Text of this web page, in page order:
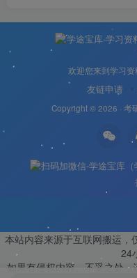
欢迎您来到学习
友链申请
Copyright © 2026 · 考
本站内容来源于互联网搬运，
24
如果有侵权内容、不妥之处